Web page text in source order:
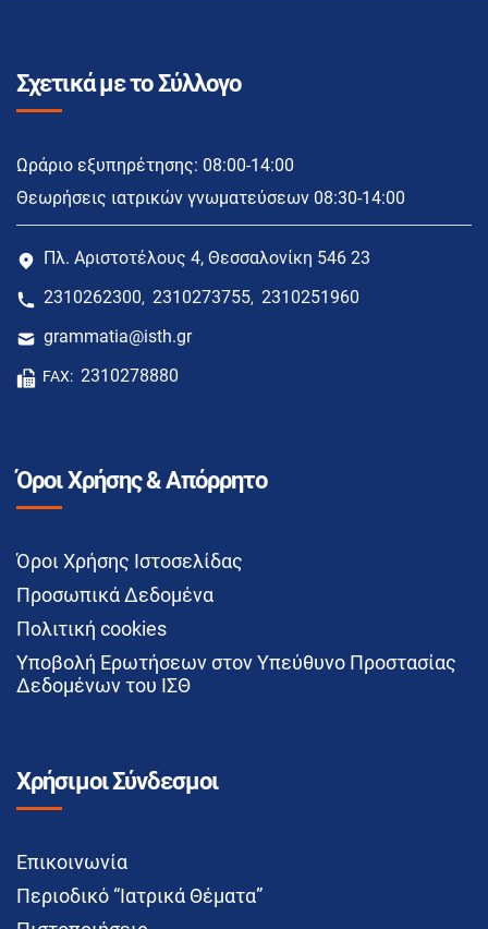
Σχετικά με το Σύλλογο
Ωράριο εξυπηρέτησης: 08:00-14:00
Θεωρήσεις ιατρικών γνωματεύσεων 08:30-14:00
Πλ. Αριστοτέλους 4, Θεσσαλονίκη 546 23
2310262300, 2310273755, 2310251960
grammatia@isth.gr
FAX: 2310278880
Όροι Χρήσης & Απόρρητο
Όροι Χρήσης Ιστοσελίδας
Προσωπικά Δεδομένα
Πολιτική cookies
Υποβολή Ερωτήσεων στον Υπεύθυνο Προστασίας
Δεδομένων του ΙΣΘ
Χρήσιμοι Σύνδεσμοι
Επικοινωνία
Περιοδικό “Ιατρικά Θέματα”